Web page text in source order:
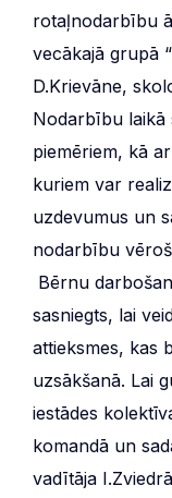
rotaļnodarbību
vecākajā grupā
D.Krievāne,
Nodarbību laikā
piemēriem, kā
kuriem var
uzdevumus un
nodarbību
Bērnu
sasniegts, lai
attieksmes, kas
uzsākšanā. Lai
iestādes
komandā un
vadītāja